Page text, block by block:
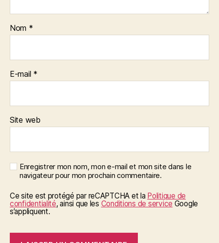
Nom *
E-mail *
Site web
Enregistrer mon nom, mon e-mail et mon site dans le
navigateur pour mon prochain commentaire.
Ce site est protégé par reCAPTCHA et la Politique de
confidentialité, ainsi que les Conditions de service Google
s’appliquent.